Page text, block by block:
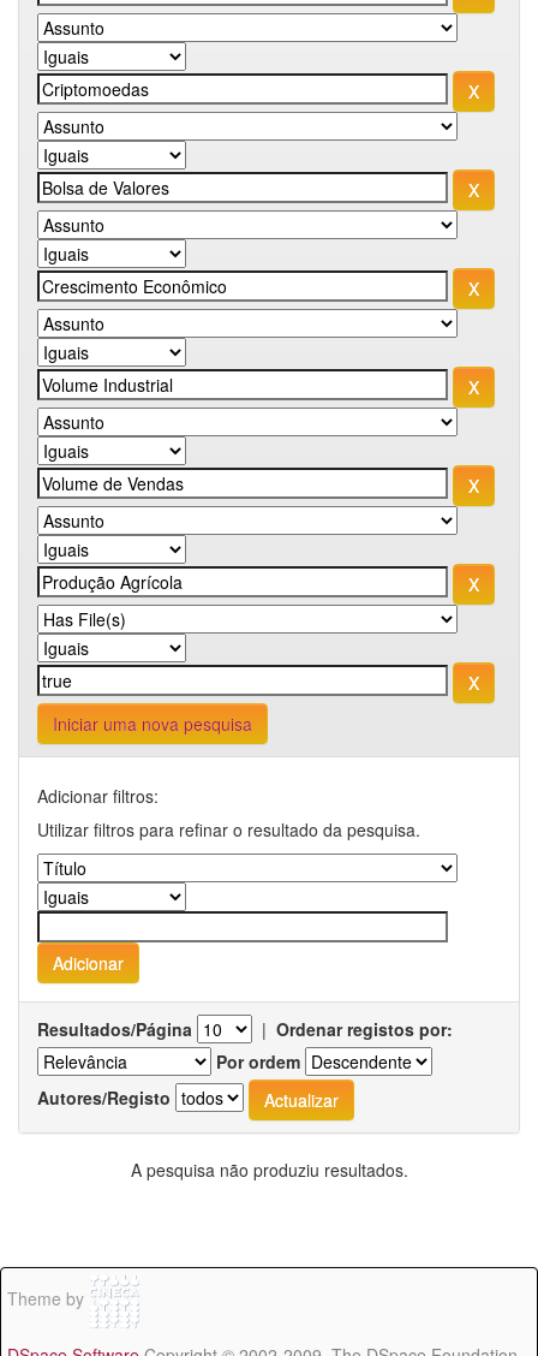
Iniciar uma nova pesquisa
Adicionar filtros:
Utilizar filtros para refinar o resultado da pesquisa.
Resultados/Página | Ordenar registos por:
Por ordem
Autores/Registo
A pesquisa não produziu resultados.
Theme by